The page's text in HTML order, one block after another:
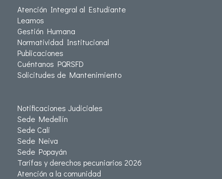
Atención Integral al Estudiante
Leamos
Gestión Humana
Normatividad Institucional
Publicaciones
Cuéntanos PQRSFD
Solicitudes de Mantenimiento
Notificaciones Judiciales
Sede Medellín
Sede Cali
Sede Neiva
Sede Popayán
Tarifas y derechos pecuniarios 2026
Atención a la comunidad